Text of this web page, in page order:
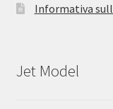
Informativa
Jet Model